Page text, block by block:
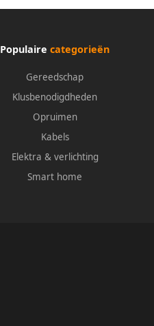
Populaire categorieën
Gereedschap
Klusbenodigdheden
Opruimen
Kabels
Elektra & verlichting
Smart home